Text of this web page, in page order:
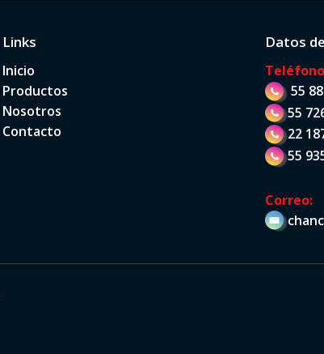
Links
Inicio
Productos
Nosotros
Contacto
Datos
55
55
22
55
Correo: